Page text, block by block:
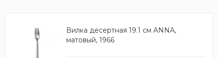
Вилка десертная 19.1 см ANNA,
матовый, 1966